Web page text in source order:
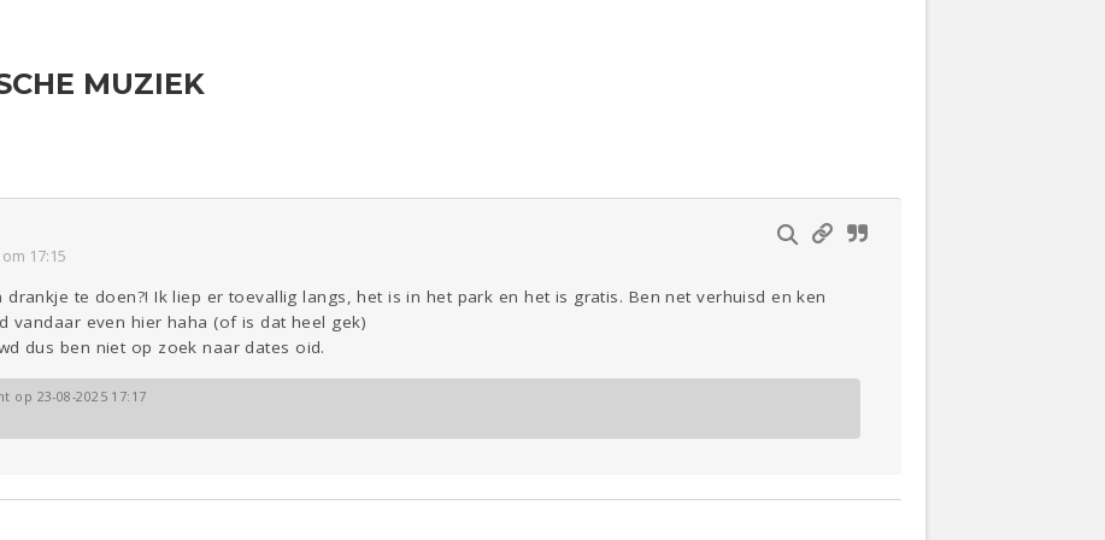
Digi Eten
Mode &
Zwanger Klussen
Viva zoekt Aangeboden Gevraagd Horen Doen Zien Lezen
MUZIEK
17:15
te doen?! Ik liep er toevallig langs, het is in het park en het is gratis. Ben net verhuisd en ken
vandaar even hier haha (of is dat heel gek)
dus ben niet op zoek naar dates oid.
23-08-2025 17:17